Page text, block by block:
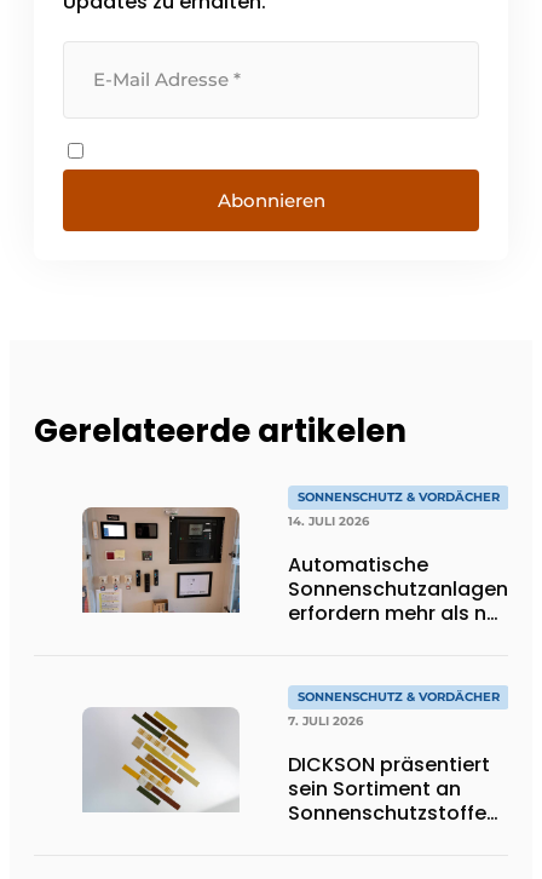
Abonnieren
Gerelateerde artikelen
SONNENSCHUTZ & VORDÄCHER
14. JULI 2026
Automatische
Sonnenschutzanlagen
erfordern mehr als nur
SONNENSCHUTZ & VORDÄCHER
7. JULI 2026
DICKSON präsentiert
sein Sortiment an
Sonnenschutzstoffen